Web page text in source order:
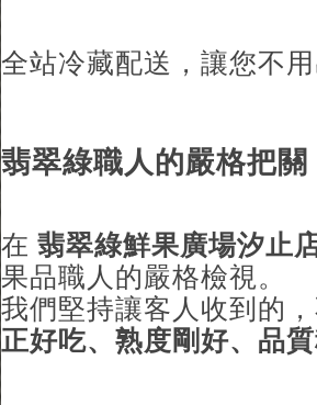
全站冷藏配送，讓您不
翡翠綠職人的嚴格把關
在 翡翠綠鮮果廣場汐止
果品職人的嚴格檢視。
我們堅持讓客人收到的
正好吃、熟度剛好、品